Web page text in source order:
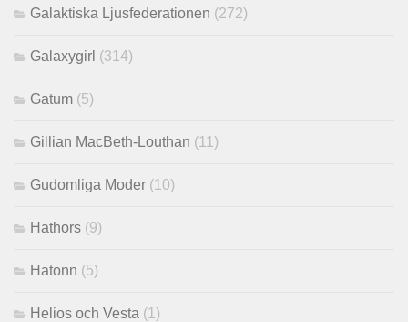
Galaktiska Ljusfederationen (272)
Galaxygirl (314)
Gatum (5)
Gillian MacBeth-Louthan (11)
Gudomliga Moder (10)
Hathors (9)
Hatonn (5)
Helios och Vesta (1)